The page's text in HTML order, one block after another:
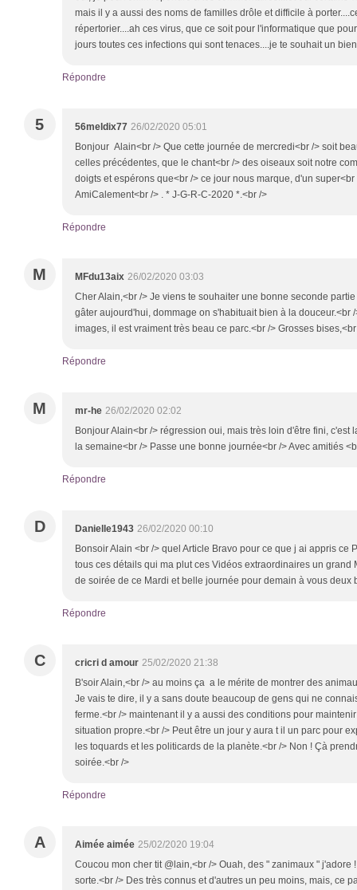
mais il y a aussi des noms de familles drôle et difficile à
répertorier....ah ces virus, que ce soit pour l'informatique que
jours toutes ces infections qui sont tenaces....je te souhait un
Répondre
5 56meldix77 26/02/2020 05:01
Bonjour Alain<br /> Que cette journée de mercredi<br /> soit
celles précédentes, que le chant<br /> des oiseaux soit notre
doigts et espérons que<br /> ce jour nous marque, d'un
AmiCalement<br /> . * J-G-R-C-2020 *.<br />
Répondre
M MFdu13aix 26/02/2020 03:03
Cher Alain,<br /> Je viens te souhaiter une bonne seconde
gâter aujourd'hui, dommage on s'habituait bien à la douceur.<br
images, il est vraiment très beau ce parc.<br /> Grosses
Répondre
M mr-he 26/02/2020 02:02
Bonjour Alain<br /> régression oui, mais très loin d'être fini, c'est
la semaine<br /> Passe une bonne journée<br /> Avec amitiés
Répondre
D Danielle1943 26/02/2020 00:10
Bonsoir Alain <br /> quel Article Bravo pour ce que j ai appris ce
tous ces détails qui ma plut ces Vidéos extraordinaires un
de soirée de ce Mardi et belle journée pour demain à vous deux
Répondre
C cricri d amour 25/02/2020 21:38
B'soir Alain,<br /> au moins ça a le mérite de montrer des
Je vais te dire, il y a sans doute beaucoup de gens qui ne
ferme.<br /> maintenant il y a aussi des conditions pour
situation propre.<br /> Peut être un jour y aura t il un parc pour
les toquards et les politicards de la planète.<br /> Non ! Çà
soirée.<br />
Répondre
A Aimée aimée 25/02/2020 19:04
Coucou mon cher tit @lain,<br /> Ouah, des " zanimaux " j'adore
sorte.<br /> Des très connus et d'autres un peu moins, mais, ce